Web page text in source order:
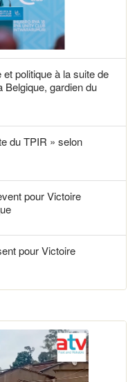
politique à la suite de
Belgique, gardien du
du TPIR » selon
pour Victoire
pour Victoire